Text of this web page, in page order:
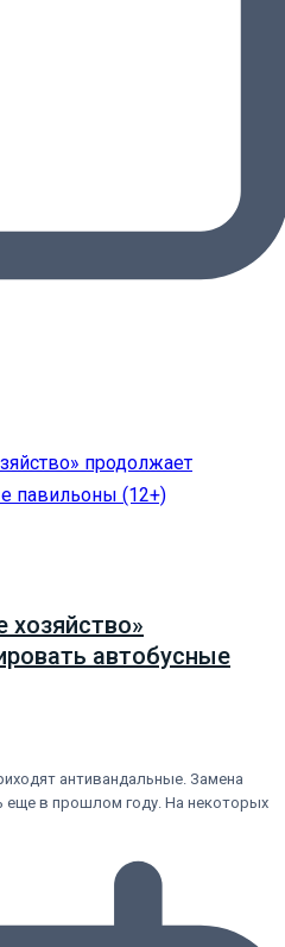
хозяйство»
автобусные
антивандальные. Замена
еще в прошлом году. На некоторых